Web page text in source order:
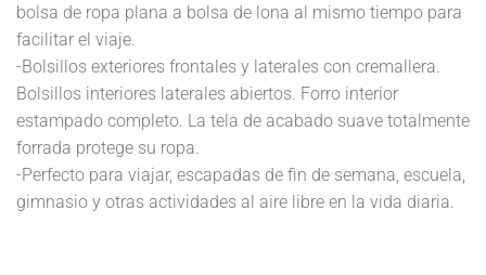
bolsa de ropa plana a bolsa de lona al mismo tiempo para
facilitar el viaje.
-Bolsillos exteriores frontales y laterales con cremallera.
Bolsillos interiores laterales abiertos. Forro interior
estampado completo. La tela de acabado suave totalmente
forrada protege su ropa.
-Perfecto para viajar, escapadas de fin de semana, escuela,
gimnasio y otras actividades al aire libre en la vida diaria.